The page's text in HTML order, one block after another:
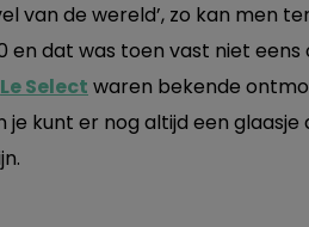
van de wereld’, zo kan men
en dat was toen vast niet
Le Select waren bekende
kunt er nog altijd een glaasje